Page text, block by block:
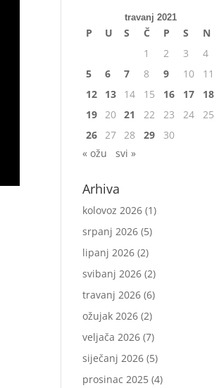
travanj 2021
P U S Č P S
N
1
2 3
4
5
6 7 8 9 10
11
12
13 14 15 16 17
18
19 20 21 22 23 24
25
26 27 28 29
30
« ožu
svi »
Arhiva
kolovoz 2026 (1)
srpanj 2026 (5)
lipanj 2026 (2)
svibanj 2026 (2)
travanj 2026 (6)
ožujak 2026 (2)
veljača 2026 (7)
siječanj 2026 (5)
prosinac 2025 (4)